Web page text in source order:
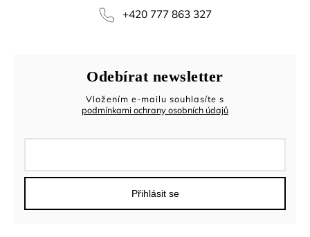
+420 777 863 327
Odebírat newsletter
Vložením e-mailu souhlasíte s
podmínkami ochrany osobních údajů
Přihlásit se